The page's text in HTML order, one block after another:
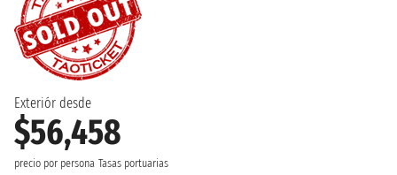
Exteriór desde
$56,458
precio por persona Tasas portuarias